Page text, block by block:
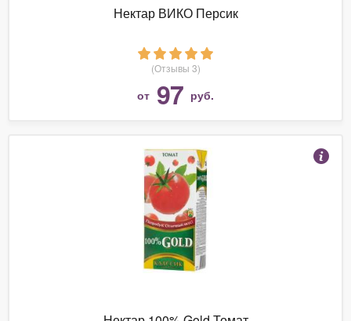
Нектар ВИКО Персик
(Отзывы 3)
от 97 руб.